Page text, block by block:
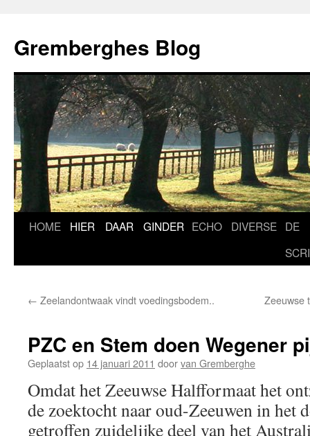
de
inhoud
Gremberghes Blog
HOME HIER DAAR GINDER ECHO DIVERSE DE
← Zeelandontwaak vindt voedingsbodem.. Zeeuwse
PZC en Stem doen Wegener
Geplaatst op 14 januari 2011 doorvan Gremberghe
Omdat het Zeeuwse Halfformaat het
de zoektocht naar oud-Zeeuwen in het
getroffen zuidelijke deel van het